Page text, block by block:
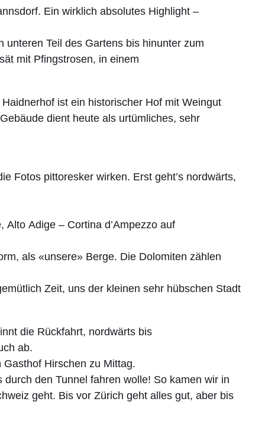
Ein wirklich absolutes Highlight –
Teil des Gartens bis hinunter zum
mit Pfingstrosen, in einem
ist ein historischer Hof mit Weingut
dient heute als urtümliches, sehr
Fotos pittoresker wirken. Erst geht’s nordwärts,
Adige – Cortina d’Ampezzo auf
als «unsere» Berge. Die Dolomiten zählen
Zeit, uns der kleinen sehr hübschen Stadt
die Rückfahrt, nordwärts bis
ab.
Hirschen zu Mittag.
den Tunnel fahren wolle! So kamen wir in
geht. Bis vor Zürich geht alles gut, aber bis